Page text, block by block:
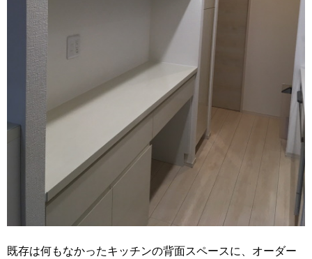
既存は何もなかったキッチンの背面スペースに、オーダー